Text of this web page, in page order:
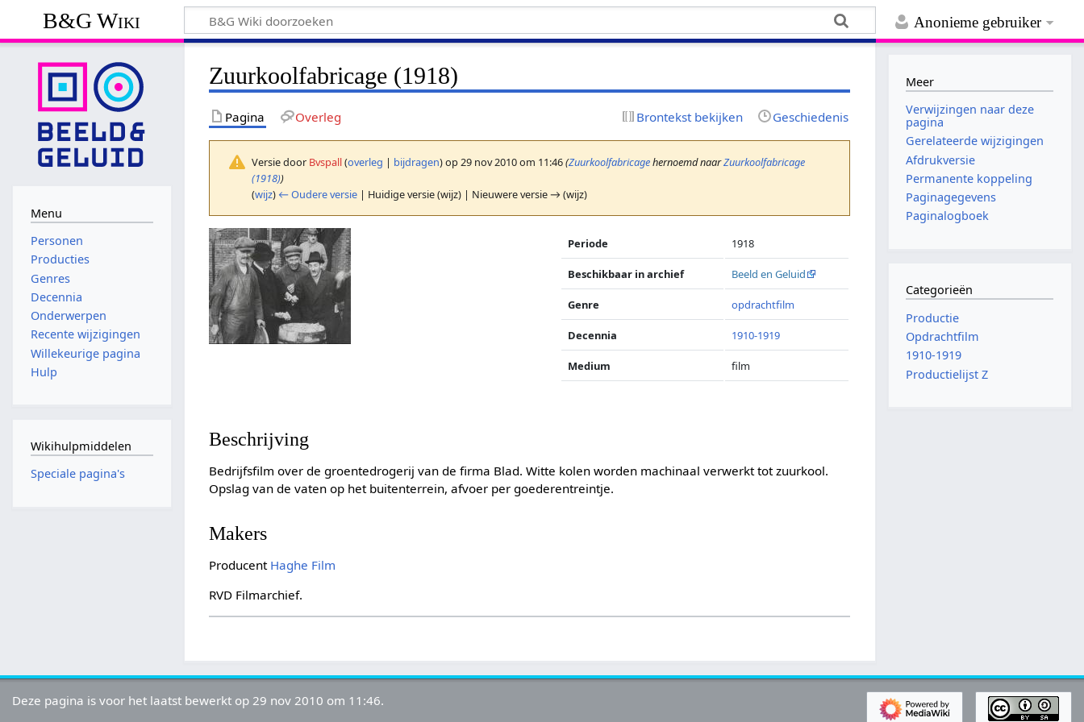
Anonieme gebruiker
B&G Wiki
Zuurkoolfabricage (1918)
Pagina Overleg Brontekst bekijken Geschiedenis
Versie door Bvspall(overleg | bijdragen)op 29 nov 2010 om 11:46(Zuurkoolfabricagehernoemd naarZuurkoolfabricage
(1918))
(wijz) ← Oudere versie | Huidige versie (wijz) | Nieuwere versie → (wijz)
Periode 1918
Beschikbaar in archief Beeld en Geluid
Genre opdrachtfilm
Decennia 1910-1919
Medium film
Beschrijving
Bedrijfsfilm over de groentedrogerij van de firma Blad. Witte kolen worden machinaal verwerkt tot zuurkool.
Opslag van de vaten op het buitenterrein, afvoer per goederentreintje.
Makers
Producent Haghe Film
RVD Filmarchief.
Menu
Personen
Producties
Genres
Decennia
Onderwerpen
Recente wijzigingen
Willekeurige pagina
Hulp
Wikihulpmiddelen
Speciale pagina's
Meer
Verwijzingen naar deze
pagina
Gerelateerde wijzigingen
Afdrukversie
Permanente koppeling
Paginagegevens
Paginalogboek
Categorieën
Productie
Opdrachtfilm
1910-1919
Productielijst Z
Deze pagina is voor het laatst bewerkt op 29 nov 2010 om 11:46.